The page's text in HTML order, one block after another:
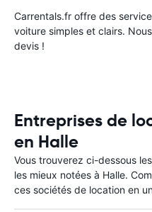
Carrentals.fr offre des
voiture simples et clairs.
devis !
Entreprises de
en Halle
Vous trouverez ci-dessous
les mieux notées à Halle.
ces sociétés de location en